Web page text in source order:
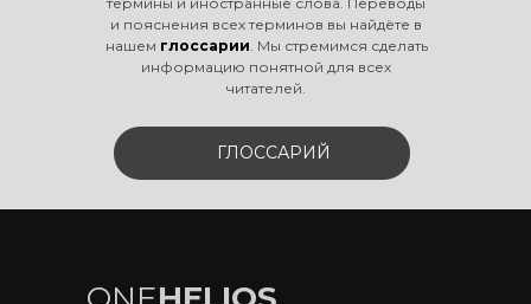
и пояснения всех терминов вы найдёте в
нашем глоссарии. Мы стремимся сделать
информацию понятной для всех
читателей.
ГЛОССАРИЙ